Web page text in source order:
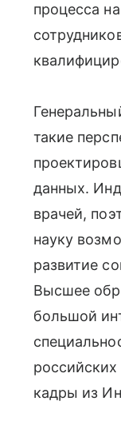
процесса
такие
данных.
врачей,
науку
развитие
Высшее
большой
кадры из